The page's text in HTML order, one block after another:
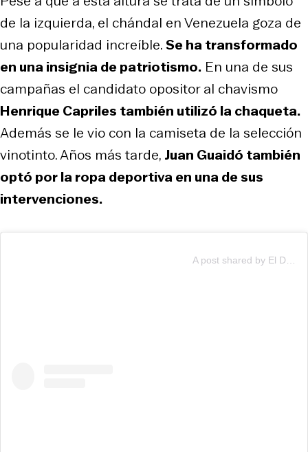
de la izquierda, el chándal en Venezuela goza de
una popularidad increíble.Se ha transformado
en una insignia de patriotismo. En una de sus
campañas el candidato opositor al chavismo
Henrique Capriles también utilizó la chaqueta.
Además se le vio con la camiseta de la selección
vinotinto. Años más tarde, Juan Guaidó también
optó por la ropa deportiva en una de sus
intervenciones.